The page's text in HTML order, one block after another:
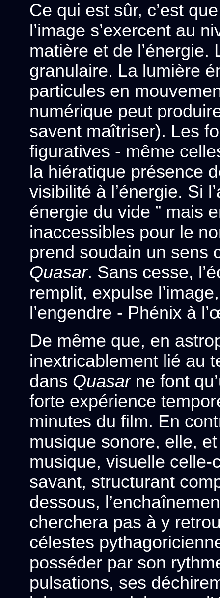
Ce qui est sûr, c’est
l’image s’exercent au
matière et de l’énergie.
granulaire. La lumière
particules en
numérique peut
savent maîtriser). Les
figuratives - même
la hiératique présence
visibilité à l’énergie. Si
énergie du vide ” mais
inaccessibles pour le
prend soudain un sens
Quasar. Sans cesse,
remplit, expulse
l’engendre - Phénix à
De même que, en
inextricablement lié au
dans Quasarne font
forte expérience
minutes du film. En
musique sonore, elle,
musique, visuelle
savant, structurant
dessous,
cherchera pas à y
célestes
posséder par son
pulsations, ses